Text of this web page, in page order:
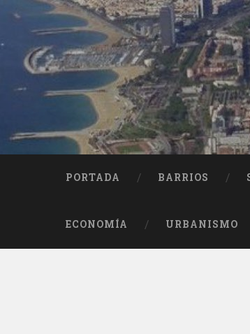
contenido
Buscar
PORTADA BARRIOS
ECONOMÍA URBANISMO